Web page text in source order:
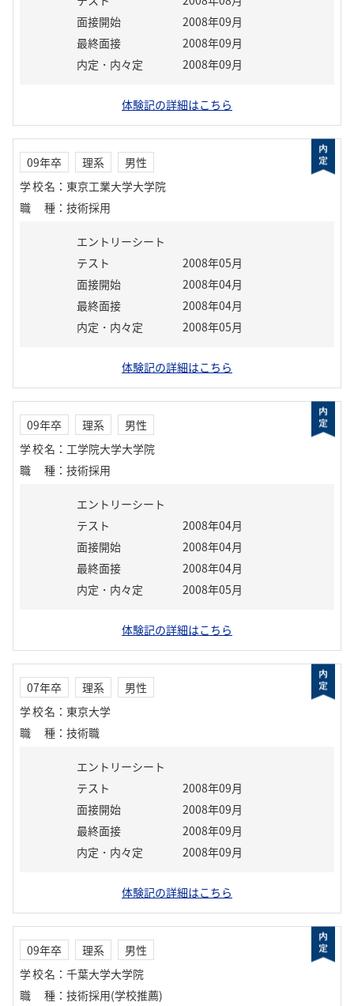
面接開始
2008年09月
最終面接
2008年09月
内定・内々定
2008年09月
体験記の詳細はこちら
09年卒 理系
男性
学校名 ： 東京工業大学大学院
職種 ： 技術採用
エントリーシート
テスト
2008年05月
面接開始
2008年04月
最終面接
2008年04月
内定・内々定
2008年05月
体験記の詳細はこちら
09年卒 理系
男性
学校名 ： 工学院大学大学院
職種 ： 技術採用
エントリーシート
テスト
2008年04月
面接開始
2008年04月
最終面接
2008年04月
内定・内々定
2008年05月
体験記の詳細はこちら
07年卒 理系
男性
学校名 ： 東京大学
職種 ： 技術職
エントリーシート
テスト
2008年09月
面接開始
2008年09月
最終面接
2008年09月
内定・内々定
2008年09月
体験記の詳細はこちら
09年卒 理系
男性
学校名 ： 千葉大学大学院
職種 ： 技術採用(学校推薦)